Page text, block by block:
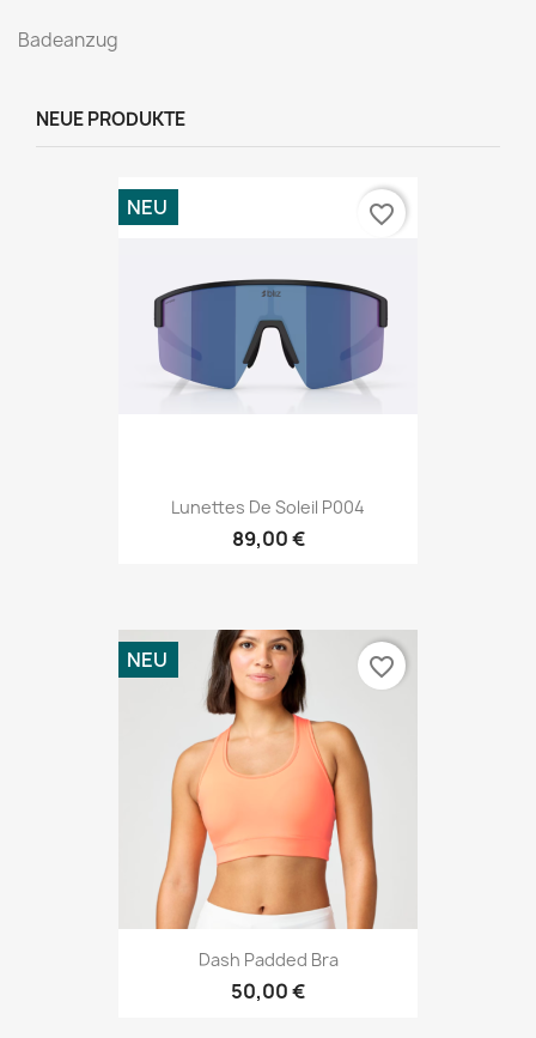
Badeanzug
NEUE PRODUKTE
Lunettes De Soleil P004
89,00 €
NEU favorite_border
Dash Padded Bra
50,00 €
NEU favorite_border